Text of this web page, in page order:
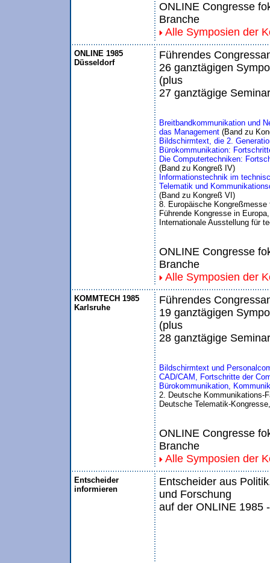
ONLINE Congresse
Branche
Alle Symposien der
ONLINE 1985
Düsseldorf
Führendes
26 ganztägigen
(plus
27 ganztägige
Breitbandkommunikation und
das Management (Band zu
Bildschirmtext, die 2.
Bürokommunikation:
Die Computertechniken:
(Band zu Kongreß IV)
Informationstechnik im
Telematik und
(Band zu Kongreß VI)
8. Europäische
Führende Kongresse in
Internationale Ausstellung für
ONLINE Congresse
Branche
Alle Symposien der
KOMMTECH 1985
Karlsruhe
Führendes
19 ganztägigen
(plus
28 ganztägige
Bildschirmtext und
CAD/CAM, Fortschritte der
Bürokommunikation,
2. Deutsche Kommunikations-
Deutsche Telematik-
ONLINE Congresse
Branche
Alle Symposien der
Entscheider
informieren
Entscheider aus
und Forschung
auf der ONLINE 1985